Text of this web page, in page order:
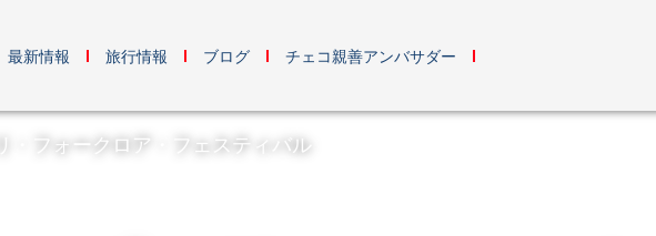
最新情報 旅行情報 ブログ チェコ親善アンバサダー
・フォークロア・フェスティバル